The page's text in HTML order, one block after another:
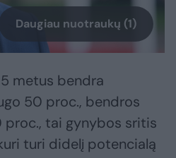
Daugiau nuotraukų (1)
metus bendra
50 proc., bendros
tai gynybos sritis
turi didelį potencialą